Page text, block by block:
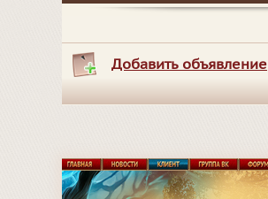
Добавить объявление